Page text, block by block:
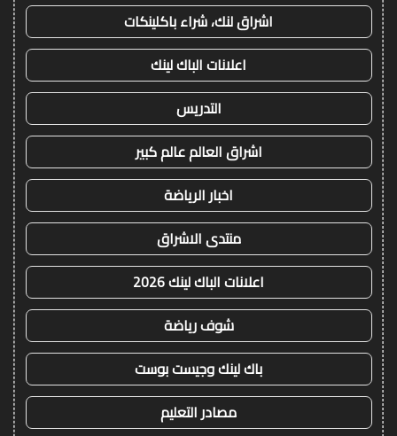
اشراق لنك، شراء باكلينكات
اعلانات الباك لينك
التدريس
اشراق العالم عالم كبير
اخبار الرياضة
منتدى الاشراق
اعلانات الباك لينك 2026
شوف رياضة
باك لينك وجيست بوست
مصادر التعليم